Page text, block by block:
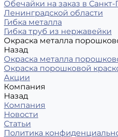
Обечайки на заказ в
Ленинградской области
Гибка металла
Гибка труб из нержавейки
Окраска металла
Назад
Окраска металла
Окраска порошковой
Акции
Компания
Назад
Компания
Новости
Статьи
Политика